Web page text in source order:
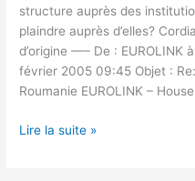
structure auprès des
plaindre auprès d’elles?
d’origine —– De : EUROLINK
février 2005 09:45 Objet :
Roumanie EUROLINK –
Lire la suite »